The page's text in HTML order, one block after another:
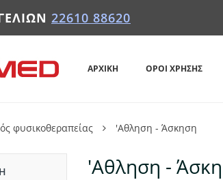
22610 88620
ΑΡΧΙΚΉ ΌΡΟΙ ΧΡΉΣΗΣ
φυσικοθεραπείας 'Αθληση - Άσκηση
'Αθληση -